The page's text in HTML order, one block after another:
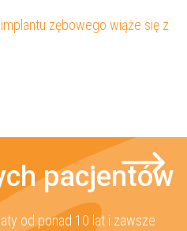
implantu zębowego wiąże się z
pacjentów
od ponad 10 lat i zawsze